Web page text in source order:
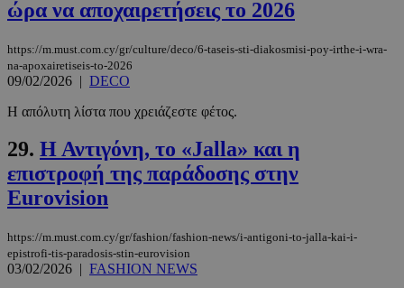
ώρα να αποχαιρετήσεις το 2026
https://m.must.com.cy/gr/culture/deco/6-taseis-sti-diakosmisi-poy-irthe-i-wra-
na-apoxairetiseis-to-2026
09/02/2026 | DECO
Η απόλυτη λίστα που χρειάζεστε φέτος.
29. Η Αντιγόνη, το «Jalla» και η
επιστροφή της παράδοσης στην
Eurovision
https://m.must.com.cy/gr/fashion/fashion-news/i-antigoni-to-jalla-kai-i-
epistrofi-tis-paradosis-stin-eurovision
03/02/2026 | FASHION NEWS
PHPSESSID
PHP.net
m.must.com.cy